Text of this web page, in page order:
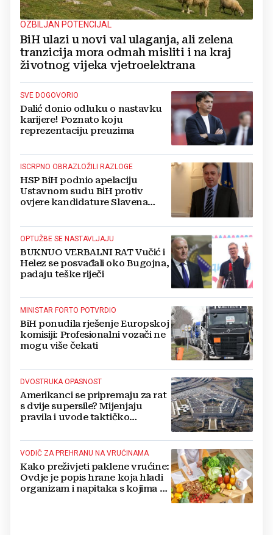
OZBILJAN POTENCIJAL
BiH ulazi u novi val ulaganja, ali zelena
tranzicija mora odmah misliti i na kraj
životnog vijeka vjetroelektrana
SVE DOGOVORIO
Dalić donio odluku o nastavku
karijere! Poznato koju
reprezentaciju preuzima
ISCRPNO OBRAZLOŽILI RAZLOGE
HSP BiH podnio apelaciju
Ustavnom sudu BiH protiv
ovjere kandidature Slavena
OPTUŽBE SE NASTAVLJAJU
BUKNUO VERBALNI RAT Vučić i
Helez se posvađali oko Bugojna,
padaju teške riječi
MINISTAR FORTO POTVRDIO
BiH ponudila rješenje Europskoj
komisiji: Profesionalni vozači ne
mogu više čekati
DVOSTRUKA OPASNOST
Amerikanci se pripremaju za rat
s dvije supersile? Mijenjaju
pravila i uvode taktičko
VODIČ ZA PREHRANU NA VRUĆINAMA
Kako preživjeti paklene vrućine:
Ovdje je popis hrane koja hladi
organizam i napitaka s kojima si